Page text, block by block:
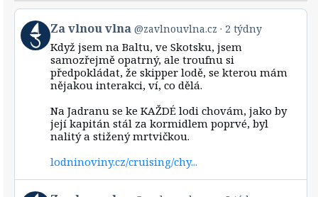
View
post
by
Bluesky
Za vlnou vlna @zavlnouvlna.cz 2 týdny
Když jsem na Baltu, ve Skotsku, jsem
samozřejmě opatrný, ale troufnu si
předpokládat, že skipper lodě, se kterou mám
nějakou interakci, ví, co dělá.
Na Jadranu se ke KAŽDÉ lodi chovám, jako by
její kapitán stál za kormidlem poprvé, byl
nalitý a stižený mrtvičkou.
lodninoviny.cz/cruising/chy...